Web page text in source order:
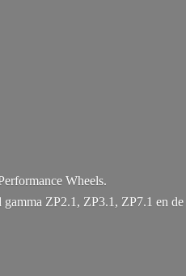
Wheels.
ZP2.1, ZP3.1, ZP7.1 en de